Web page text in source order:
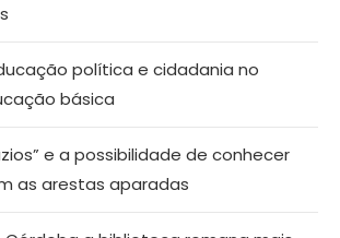
política e cidadania no
básica
e a possibilidade de conhecer
as arestas aparadas